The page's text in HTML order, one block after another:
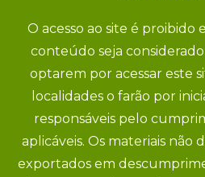
O acesso ao site é proibido
conteúdo seja
optarem por acessar este
localidades o farão por
responsáveis pelo
aplicáveis. Os materiais não
exportados em